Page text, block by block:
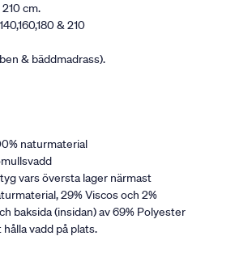
cm.
& 210
& bäddmadrass).
naturmaterial
vars översta lager närmast
29% Viscos och 2%
baksida (insidan) av 69% Polyester
vadd på plats.